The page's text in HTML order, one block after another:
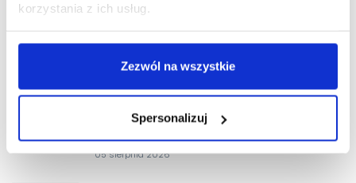
korzystania z ich usług.
Zezwól na wszystkie
Spersonalizuj
OSTATNIE AKTUALNOŚCI
Dodatkowa rekrutacja wystartowała. Wybierz kierunek
dla siebie i ZOSTAŃ KIMŚ z ANS w Elblągu!
05 sierpnia 2026